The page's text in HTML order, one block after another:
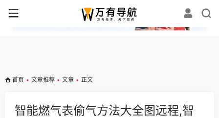
✕
首页 • 文章推荐 • 文章 • 正文
智能燃气表偷气方法大全图远程,智